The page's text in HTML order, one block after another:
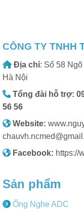
CÔNG TY TNHH
Địa chỉ: Số 58
Hà Nội
Tổng đài hỗ trợ:
56 56
Website:
Facebook: https://
Sản phẩm
Ống Nghe ADC